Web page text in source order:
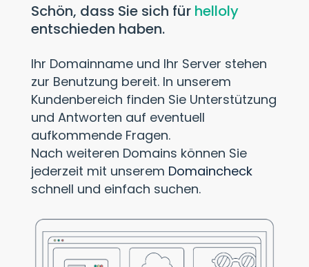
Schön, dass Sie sich für helloly
entschieden haben.
Ihr Domainname und Ihr Server stehen
zur Benutzung bereit. In unserem
Kundenbereich finden Sie Unterstützung
und Antworten auf eventuell
aufkommende Fragen.
Nach weiteren Domains können Sie
jederzeit mit unserem Domaincheck
schnell und einfach suchen.